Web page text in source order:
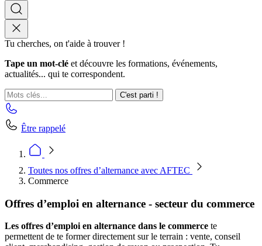
Tu cherches, on t'aide à trouver !
Tape un mot-clé et découvre les formations, événements,
actualités... qui te correspondent.
C'est parti !
Être rappelé
Toutes nos offres d’alternance avec AFTEC
Commerce
Offres d’emploi en alternance - secteur du commerce
Les offres d’emploi en alternance dans le commerce te
permettent de te former directement sur le terrain : vente, conseil